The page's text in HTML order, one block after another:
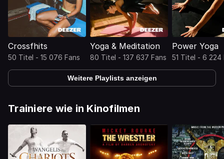
Crossfhits
50 Titel - 15 076 Fans
Yoga & Meditation
80 Titel - 137 637 Fans
Power Yoga
51 Titel - 6 224
Weitere Playlists anzeigen
Trainiere wie in Kinofilmen